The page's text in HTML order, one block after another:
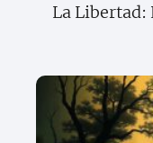
La Libertad: